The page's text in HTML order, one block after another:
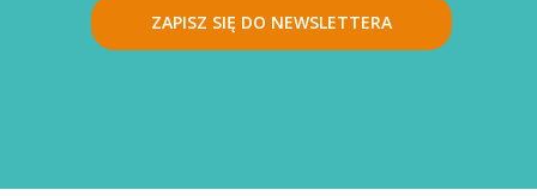
ZAPISZ SIĘ DO NEWSLETTERA